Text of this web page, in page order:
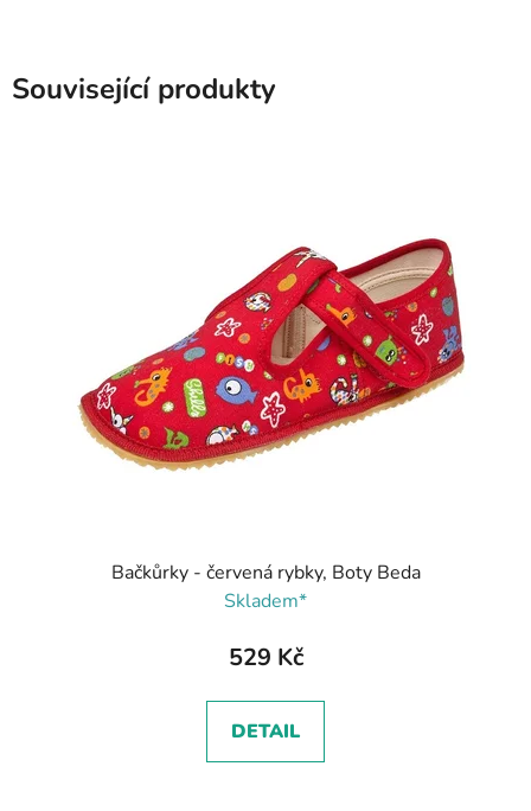
Související produkty
Bačkůrky - červená rybky, Boty Beda
Skladem*
529 Kč
DETAIL